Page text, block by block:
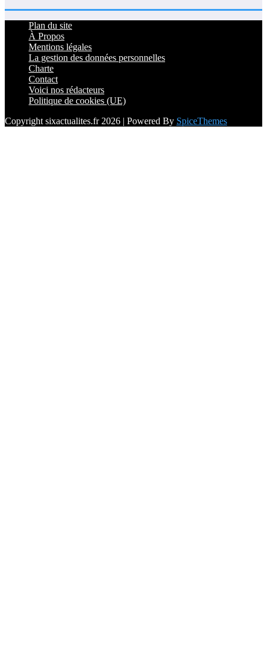
Plan du site
À Propos
Mentions légales
La gestion des données personnelles
Charte
Contact
Voici nos rédacteurs
Politique de cookies (UE)
Copyright sixactualites.fr 2026 | Powered By SpiceThemes